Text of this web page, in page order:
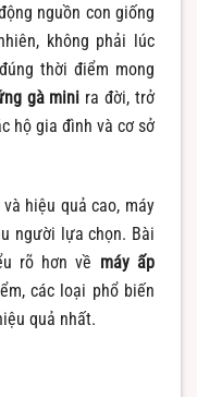
nguồn con giống
không phải lúc
thời điểm mong
gà mini ra đời, trở
hộ gia đình và cơ sở
hiệu quả cao, máy
người lựa chọn. Bài
rõ hơn về máy ấp
các loại phổ biến
quả nhất.